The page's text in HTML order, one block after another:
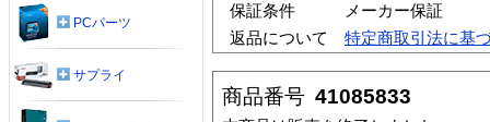
保証条件
メーカー保証
返品について
特定商取引法に基
商品番号 41085833
PCパーツ
サプライ